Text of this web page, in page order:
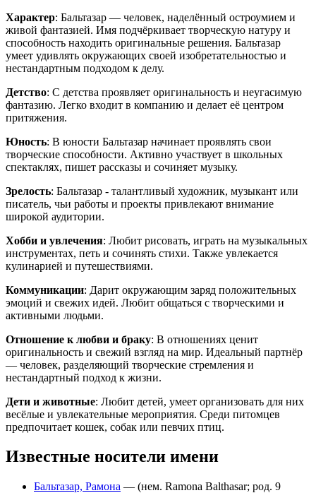
Характер: Бальтазар — человек, наделённый остроумием и
живой фантазией. Имя подчёркивает творческую натуру и
способность находить оригинальные решения. Бальтазар
умеет удивлять окружающих своей изобретательностью и
нестандартным подходом к делу.
Детство: С детства проявляет оригинальность и неугасимую
фантазию. Легко входит в компанию и делает её центром
притяжения.
Юность: В юности Бальтазар начинает проявлять свои
творческие способности. Активно участвует в школьных
спектаклях, пишет рассказы и сочиняет музыку.
Зрелость: Бальтазар - талантливый художник, музыкант или
писатель, чьи работы и проекты привлекают внимание
широкой аудитории.
Хобби и увлечения: Любит рисовать, играть на музыкальных
инструментах, петь и сочинять стихи. Также увлекается
кулинарией и путешествиями.
Коммуникации: Дарит окружающим заряд положительных
эмоций и свежих идей. Любит общаться с творческими и
активными людьми.
Отношение к любви и браку: В отношениях ценит
оригинальность и свежий взгляд на мир. Идеальный партнёр
— человек, разделяющий творческие стремления и
нестандартный подход к жизни.
Дети и животные: Любит детей, умеет организовать для них
весёлые и увлекательные мероприятия. Среди питомцев
предпочитает кошек, собак или певчих птиц.
Известные носители имени
Бальтазар, Рамона — (нем. Ramona Balthasar; род. 9